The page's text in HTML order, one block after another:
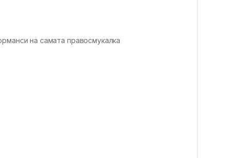
на самата правосмукалка